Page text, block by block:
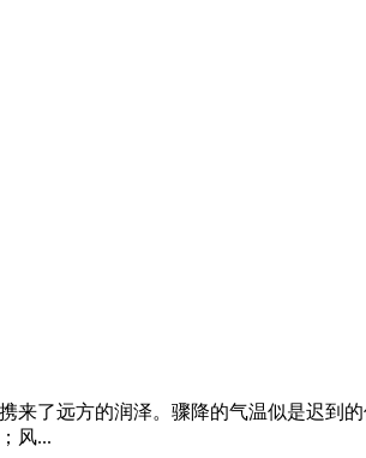
了远方的润泽。骤降的气温似是迟到
风...